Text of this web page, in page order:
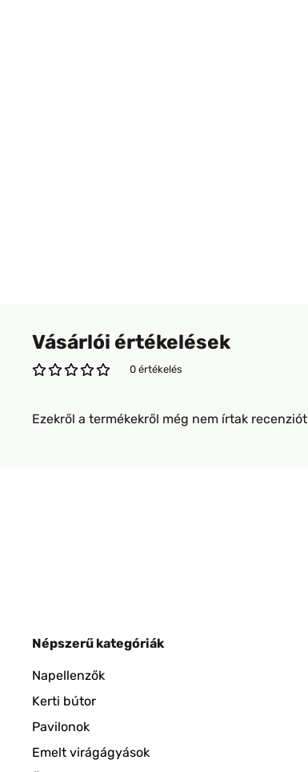
Vásárlói értékelések
0 értékelés
Ezekről a termékekről még nem írtak recenziót
Népszerű kategóriák
Napellenzők
Kerti bútor
Pavilonok
Emelt virágágyások